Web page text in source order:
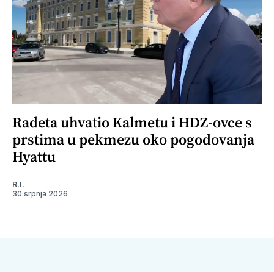
Radeta uhvatio Kalmetu i HDZ-ovce s
prstima u pekmezu oko pogodovanja
Hyattu
R.I.
30 srpnja 2026